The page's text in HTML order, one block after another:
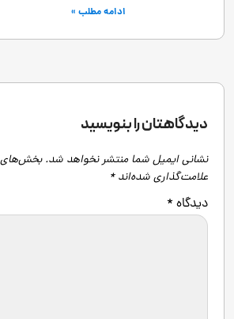
ادامه مطلب »
دیدگاهتان را بنویسید
نشانی ایمیل شما منتشر نخواهد شد. بخش‌های
علامت‌گذاری شده‌اند*
دیدگاه *